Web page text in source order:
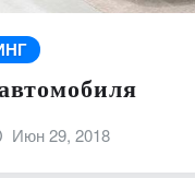
Июн 29, 2018